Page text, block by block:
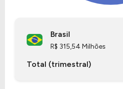
possui um P/L de 4,72, um
últimos 12 meses o
ficou em 13,27% .
Brasil
R$ 315,54 Milhões
Total (trimestral)